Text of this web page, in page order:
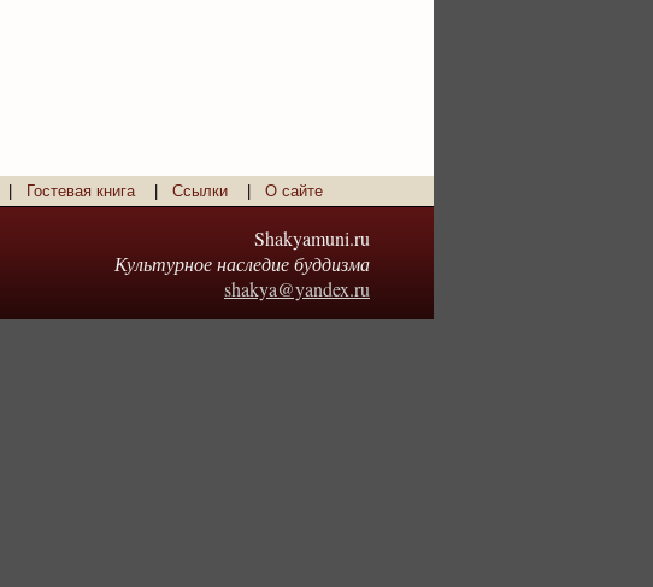
Гостевая книга| Ссылки О сайте
Shakyamuni.ru
Культурное наследие буддизма
shakya@yandex.ru